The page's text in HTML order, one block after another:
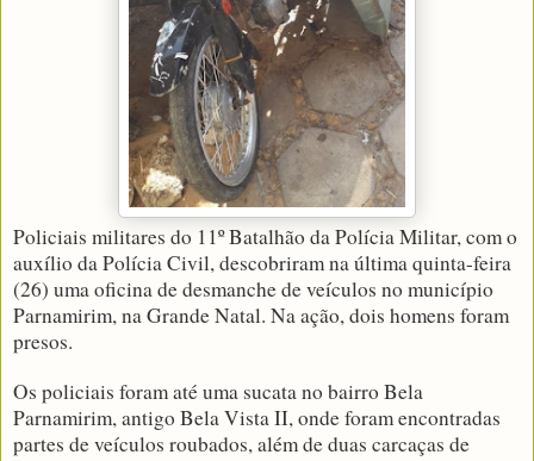
Policiais militares do 11º Batalhão da Polícia Militar, com o
auxílio da Polícia Civil, descobriram na última quinta-feira
(26) uma oficina de desmanche de veículos no município
Parnamirim, na Grande Natal. Na ação, dois homens foram
presos.
Os policiais foram até uma sucata no bairro Bela
Parnamirim, antigo Bela Vista II, onde foram encontradas
partes de veículos roubados, além de duas carcaças de